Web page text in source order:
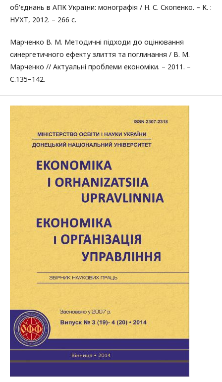
об'єднань в АПК України: монографія / Н. С. Скопенко. – К. :
НУХТ, 2012. – 266 с.
Марченко В. М. Методичні підходи до оцінювання
синергетичного ефекту злиття та поглинання / В. М.
Марченко // Актуальні проблеми економіки. – 2011. –
C.135–142.